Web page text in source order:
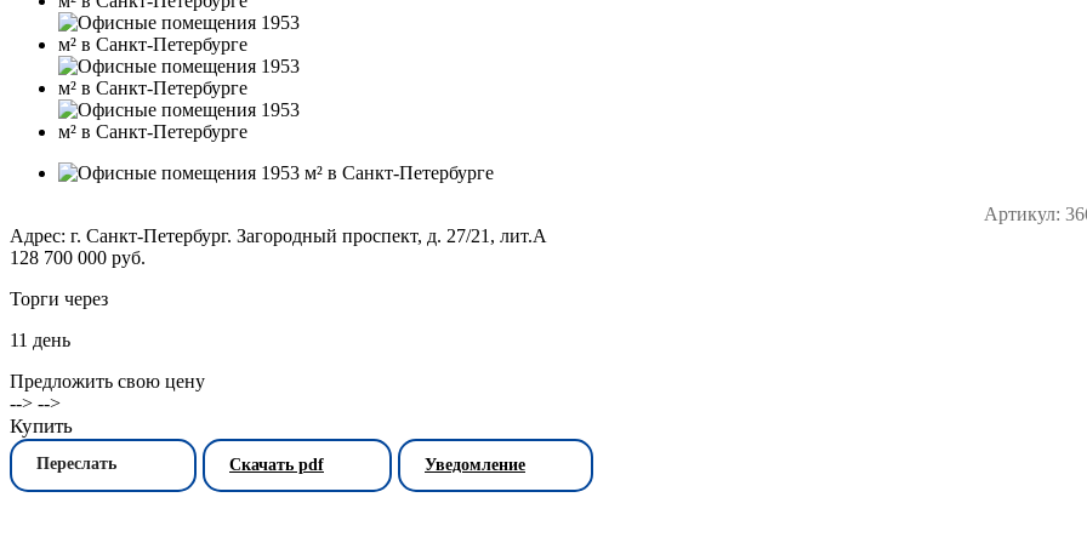
Артикул:
Адрес: г. Санкт-Петербург. Загородный проспект, д. 27/21, лит.А
128 700 000 руб.
Торги через
11 день
Предложить свою цену
--> -->
Купить
Переслать Скачать pdf Уведомление